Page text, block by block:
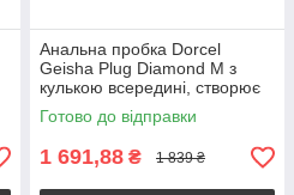
Анальна пробка Dorcel
Geisha Plug Diamond M з
кулькою всередині, створює
вібрації, макс. діам. 3,2см
Готово до відправки
1 691,88 ₴ 1 839 ₴